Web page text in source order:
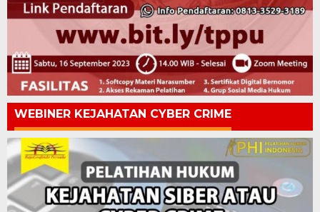
WEBINER KEJAHATAN CYBER CRIME